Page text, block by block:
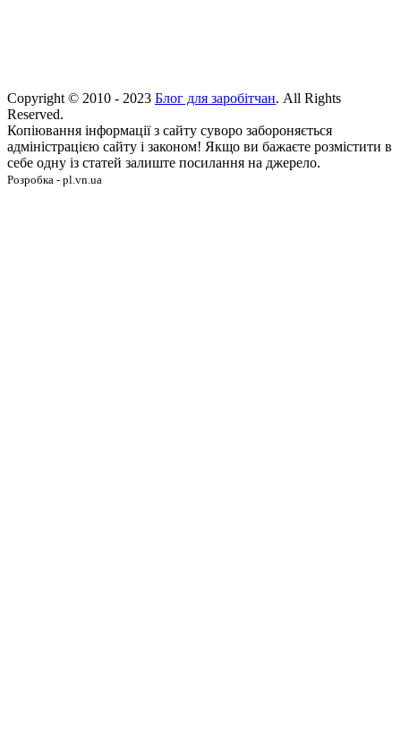
Copyright © 2010 - 2023 Блог для заробітчан. All Rights
Reserved.
Копіювання інформації з сайту суворо забороняється
адміністрацією сайту і законом! Якщо ви бажаєте розмістити в
себе одну із статей залиште посилання на джерело.
Розробка - pl.vn.ua